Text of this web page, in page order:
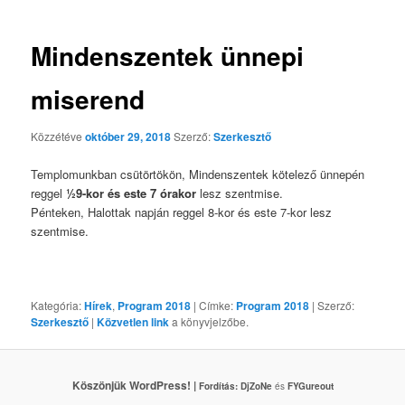
Mindenszentek ünnepi
miserend
Közzétéveoktóber 29, 2018Szerző:Szerkesztő
Templomunkban csütörtökön, Mindenszentek kötelező ünnepén
reggel½9-kor és este 7 órakor lesz szentmise.
Pénteken, Halottak napján reggel 8-kor és este 7-kor lesz
szentmise.
Kategória:Hírek, Program 2018 | Címke: Program 2018 | Szerző:
Szerkesztő |Közvetlen linka könyvjelzőbe.
Köszönjük WordPress! | Fordítás: DjZoNeés FYGureout